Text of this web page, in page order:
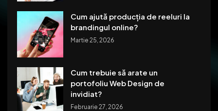
Cum ajută producția de reeluri la
brandingul online?
Martie 25, 2026
Cum trebuie să arate un
portofoliu Web Design de
invidiat?
Februarie 27, 2026